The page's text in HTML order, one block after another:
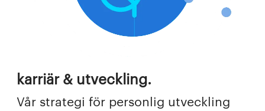
karriär & utveckling.
Vår strategi för personlig utveckling